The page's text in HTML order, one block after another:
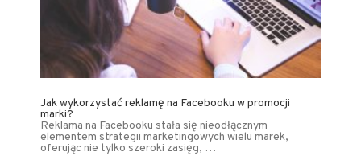
Jak wykorzystać reklamę na Facebooku w promocji
marki?
Reklama na Facebooku stała się nieodłącznym
elementem strategii marketingowych wielu marek,
oferując nie tylko szeroki zasięg, …